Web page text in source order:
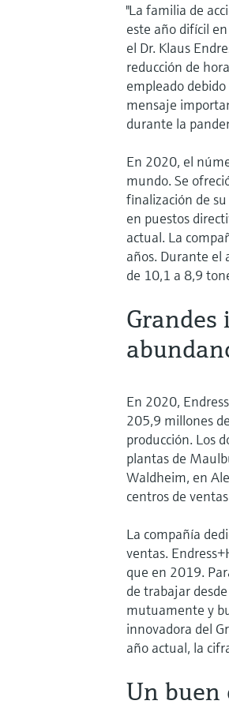
"La familia de
este año difícil
el Dr. Klaus
reducción de
empleado
mensaje
durante la
En 2020, el
mundo. Se
finalización de
en puestos
actual. La
años. Durante el
de 10,1 a 8,9
En 2020,
205,9 millones
producción. Los
plantas de
Waldheim, en
centros de
La compañía
ventas.
que en 2019.
de trabajar
mutuamente y
innovadora del
año actual, la
Un buen